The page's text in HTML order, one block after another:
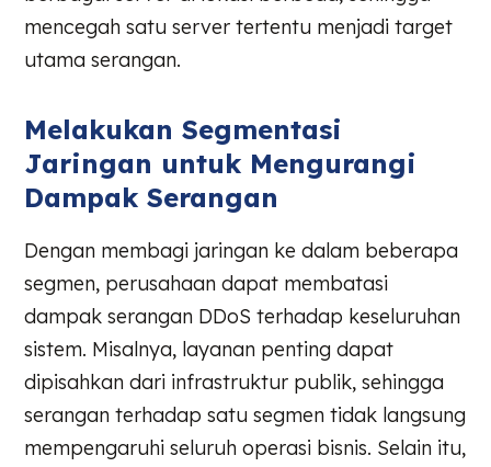
mencegah satu server tertentu menjadi target
utama serangan.
Melakukan Segmentasi
Jaringan untuk Mengurangi
Dampak Serangan
Dengan membagi jaringan ke dalam beberapa
segmen, perusahaan dapat membatasi
dampak serangan DDoS terhadap keseluruhan
sistem. Misalnya, layanan penting dapat
dipisahkan dari infrastruktur publik, sehingga
serangan terhadap satu segmen tidak langsung
mempengaruhi seluruh operasi bisnis. Selain itu,